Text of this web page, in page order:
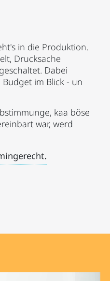
in die Produktion.
Drucksache
Dabei
im Blick - un
kaa böse
war, werd